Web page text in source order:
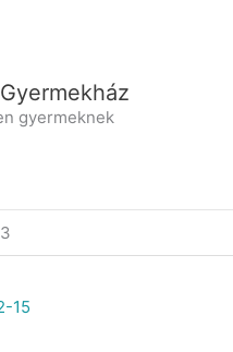
gyermeknek
15